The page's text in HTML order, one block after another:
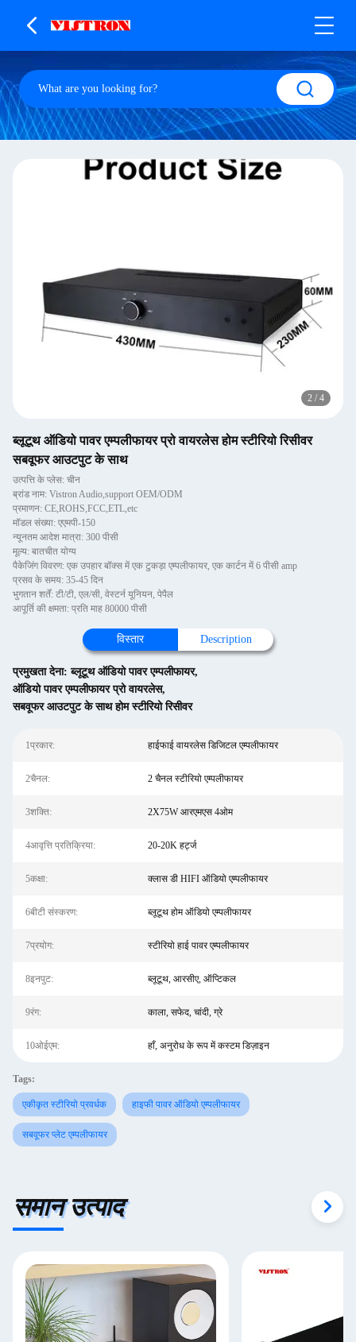
2 / 4
ब्लूटूथ ऑडियो पावर एम्पलीफायर प्रो वायरलेस होम स्टीरियो रिसीवर
सबवूफर आउटपुट के साथ
उत्पत्ति के प्लेस: चीन
ब्रांड नाम: Vistron Audio,support OEM/ODM
प्रमाणन: CE,ROHS,FCC,ETL,etc
मॉडल संख्या: एएमपी-150
न्यूनतम आदेश मात्रा: 300 पीसी
मूल्य: बातचीत योग्य
पैकेजिंग विवरण: एक उपहार बॉक्स में एक टुकड़ा एम्पलीफायर, एक कार्टन में 6 पीसी amp
प्रसव के समय: 35-45 दिन
भुगतान शर्तें: टी/टी, एल/सी, वेस्टर्न यूनियन, पेपैल
आपूर्ति की क्षमता: प्रति माह 80000 पीसी
विस्तार Description
प्रमुखता देना:ब्लूटूथ ऑडियो पावर एम्पलीफायर,
ऑडियो पावर एम्पलीफायर प्रो वायरलेस,
सबवूफर आउटपुट के साथ होम स्टीरियो रिसीवर
1प्रकार: हाईफाई वायरलेस डिजिटल एम्पलीफायर
2चैनल: 2 चैनल स्टीरियो एम्पलीफायर
3शक्ति: 2X75W आरएमएस 4ओम
4आवृत्ति प्रतिक्रिया: 20-20K हर्ट्ज
5कक्षा: क्लास डी HIFI ऑडियो एम्पलीफायर
6बीटी संस्करण: ब्लूटूथ होम ऑडियो एम्पलीफायर
7प्रयोग: स्टीरियो हाई पावर एम्पलीफायर
8इनपुट: ब्लूटूथ, आरसीए, ऑप्टिकल
9रंग: काला, सफेद, चांदी, ग्रे
10ओईएम: हाँ, अनुरोध के रूप में कस्टम डिज़ाइन
Tags:
एकीकृत स्टीरियो प्रवर्धक हाइफी पावर ऑडियो एम्पलीफायर
सबवूफर प्लेट एम्पलीफायर
समान उत्पाद